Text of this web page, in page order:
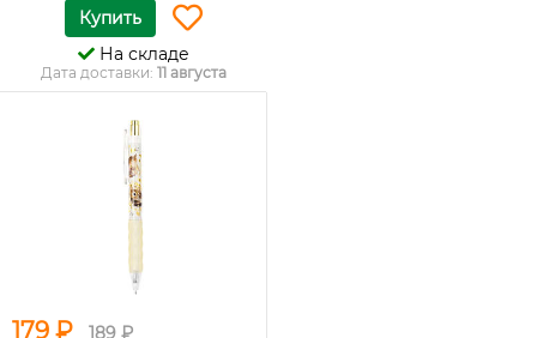
Купить
На складе
Дата доставки: 11 августа
179 ₽ 189 ₽